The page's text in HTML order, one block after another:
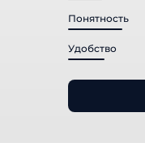
Понятность
Удобство